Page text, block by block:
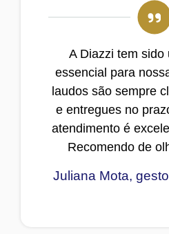
A Diazzi tem sido
essencial para
laudos são sempre
e entregues no
atendimento é
Recomendo de
Juliana Mota,